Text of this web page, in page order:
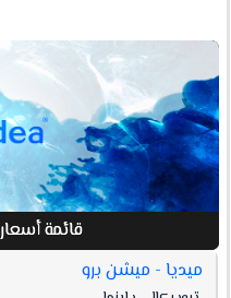
قائمة أسعار Midea Split 1.5
افضل
ميديا - ميشن برو